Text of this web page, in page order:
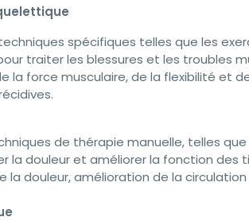
spécifiques telles que les
traiter les blessures et les troubles
la force musculaire, de la flexibilité et
de thérapie manuelle, telles
la douleur et améliorer la fonction des
la douleur, amélioration de la